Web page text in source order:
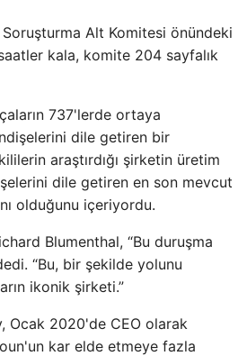
Alt Komitesi önündeki
kala, komite 204 sayfalık
737'lerde ortaya
dile getiren bir
araştırdığı şirketin üretim
dile getiren en son mevcut
olduğunu içeriyordu.
Blumenthal, “Bu duruşma
“Bu, bir şekilde yolunu
ikonik şirketi.”
Ocak 2020'de CEO olarak
kar elde etmeye fazla